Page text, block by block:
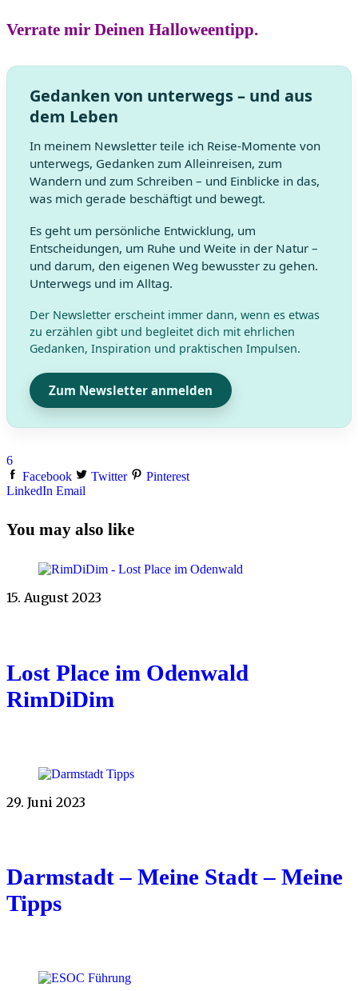
Verrate mir Deinen Halloweentipp.
Gedanken von unterwegs – und aus
dem Leben
In meinem Newsletter teile ich Reise-Momente von
unterwegs, Gedanken zum Alleinreisen, zum
Wandern und zum Schreiben – und Einblicke in das,
was mich gerade beschäftigt und bewegt.
Es geht um persönliche Entwicklung, um
Entscheidungen, um Ruhe und Weite in der Natur –
und darum, den eigenen Weg bewusster zu gehen.
Unterwegs und im Alltag.
Der Newsletter erscheint immer dann, wenn es etwas
zu erzählen gibt und begleitet dich mit ehrlichen
Gedanken, Inspiration und praktischen Impulsen.
Zum Newsletter anmelden
6
Facebook
Twitter
Pinterest
LinkedIn Email
You may also like
15. August 2023
Lost Place im Odenwald
RimDiDim
29. Juni 2023
Darmstadt – Meine Stadt – Meine
Tipps